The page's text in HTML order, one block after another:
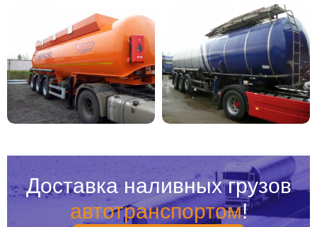
Доставка наливных грузов
автотранспортом!